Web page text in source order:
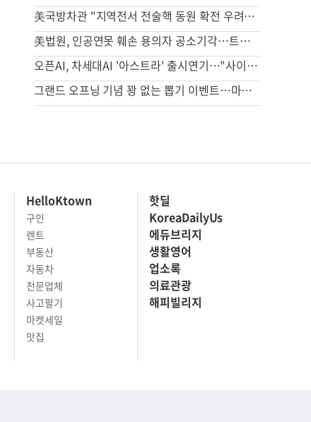
美국방차관 "지역전서 전술핵 동원 확전 우려…합리적 핵옵션 필요"
美법원, 인공연못 훼손 용의자 공소기각…트럼프는 "재고해야"(종합)
오픈AI, 차세대AI '아스트라' 출시연기…"사이버공격 위험 우려"
그랜드 오프닝 기념 꽝 없는 뽑기 이벤트…마루가메 우동 오픈
HelloKtown
구인
렌트
부동산
자동차
전문업체
사고팔기
마켓세일
맛집
핫딜
KoreaDailyUs
에듀브리지
생활영어
업소록
의료관광
해피빌리지